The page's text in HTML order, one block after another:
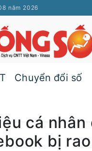
năm 2026
Chuyển đổi số
cá
bị